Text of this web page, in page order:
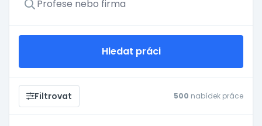
Hledat práci
Filtrovat 500 nabídek práce